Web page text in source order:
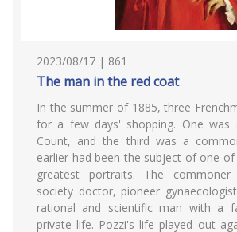
2023/08/17 | 861
The man in the red coat
In the summer of 1885, three
for a few days' shopping. One was
Count, and the third was a
earlier had been the subject of one of
greatest portraits. The
society doctor, pioneer
rational and scientific man with a
private life. Pozzi's life played out